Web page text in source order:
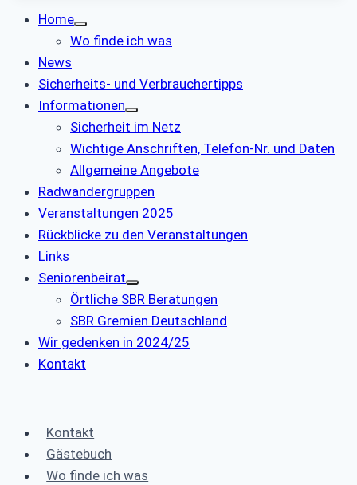
Home
Wo finde ich was
News
Sicherheits- und Verbrauchertipps
Informationen
Sicherheit im Netz
Wichtige Anschriften, Telefon-Nr. und Daten
Allgemeine Angebote
Radwandergruppen
Veranstaltungen 2025
Rückblicke zu den Veranstaltungen
Links
Seniorenbeirat
Örtliche SBR Beratungen
SBR Gremien Deutschland
Wir gedenken in 2024/25
Kontakt
Kontakt
Gästebuch
Wo finde ich was